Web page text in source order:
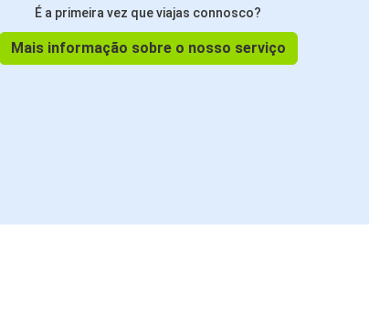
É a primeira vez que viajas connosco?
Mais informação sobre o nosso serviço